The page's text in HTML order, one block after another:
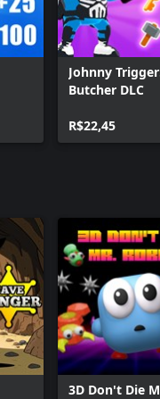
Johnny
Butcher DLC
R$22,45
3D Don't Die